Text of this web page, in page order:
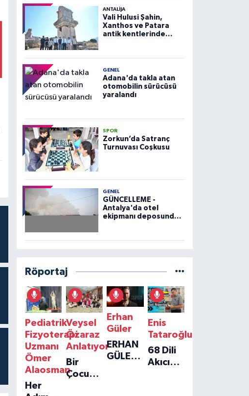
ANTALIJA
Vali Hulusi Şahin,
Xanthos ve Patara
antik kentlerinde
GENEL
Adana'da takla atan
otomobilin sürücüsü
yaralandı
SPOR
Zorkun’da Satranç
Turnuvası Coşkusu
GENEL
GÜNCELLEME -
Antalya'da otel
ekipmanı deposunda
Röportaj
Pediatrik
Fizyoterapi
Uzmanı
Ömer
Alaosman
Her
Veysel
Özaraz
Anlatıyor
Bir
Çocuğun
Erhan
Güler
ERHAN
GÜLER'IN
Enis
Tataroğlu
68 Dili
Akıcı